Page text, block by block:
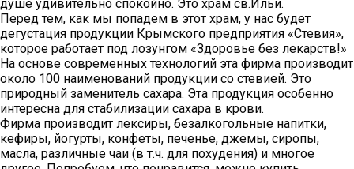
душе удивительно спокойно. Это храм св.Ильи.
Перед тем, как мы попадем в этот храм, у нас будет
дегустация продукции Крымского предприятия «Стевия»,
которое работает под лозунгом «Здоровье без лекарств!»
На основе современных технологий эта фирма производит
около 100 наименований продукции со стевией. Это
природный заменитель сахара. Эта продукция особенно
интересна для стабилизации сахара в крови.
Фирма производит лексиры, безалкогольные напитки,
кефиры, йогурты, конфеты, печенье, джемы, сиропы,
масла, различные чаи (в т.ч. для похудения) и многое